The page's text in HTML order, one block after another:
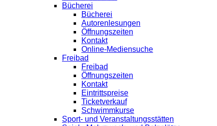
Bücherei
Bücherei
Autorenlesungen
Öffnungszeiten
Kontakt
Online-Mediensuche
Freibad
Freibad
Öffnungszeiten
Kontakt
Eintrittspreise
Ticketverkauf
Schwimmkurse
Sport- und Veranstaltungsstätten